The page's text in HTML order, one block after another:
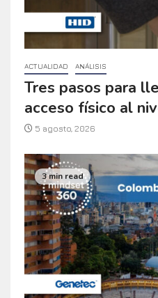
ACTUALIDAD ANÁLISIS
Tres pasos para
acceso físico al
5 agosto, 2026
3 min read